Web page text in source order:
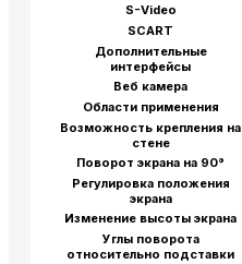
S-Video
SCART
Дополнительные
интерфейсы
Веб камера
Области применения
Возможность крепления на
стене
Поворот экрана на 90°
Регулировка положения
экрана
Изменение высоты экрана
Углы поворота
относительно подставки